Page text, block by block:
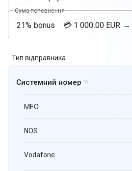
Сума поповнення
Тип відправника
Системний номер 
MEO
NOS
Vodafone